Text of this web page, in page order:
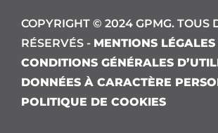
COPYRIGHT © 2024 GPMG. TOUS
RÉSERVÉS - MENTIONS LÉGALES
CONDITIONS GÉNÉRALES
DONNÉES À CARACTÈRE
POLITIQUE DE COOKIES